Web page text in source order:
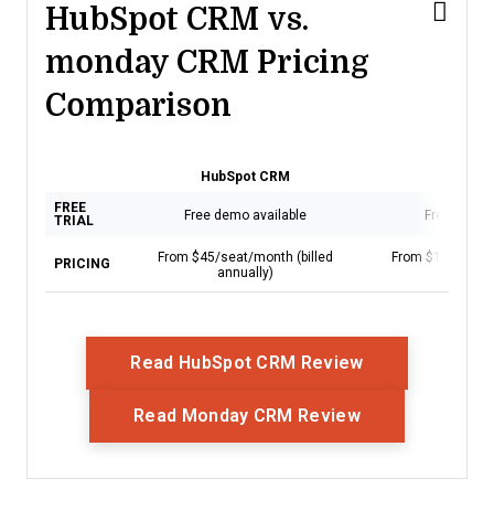
HubSpot CRM vs.
monday CRM Pricing
Comparison
HubSpot CRM
FREE
TRIAL
Free demo available Free trial
PRICING
From $45/seat/month (billed
annually)
From $12/user/
Read HubSpot CRM ReviewOpens New
Read Monday CRM ReviewOpens New